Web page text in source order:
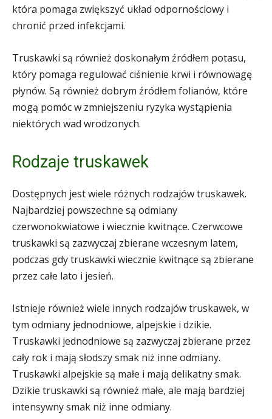
która pomaga zwiększyć układ odpornościowy i
chronić przed infekcjami.
Truskawki są również doskonałym źródłem potasu,
który pomaga regulować ciśnienie krwi i równowagę
płynów. Są również dobrym źródłem folianów, które
mogą pomóc w zmniejszeniu ryzyka wystąpienia
niektórych wad wrodzonych.
Rodzaje truskawek
Dostępnych jest wiele różnych rodzajów truskawek.
Najbardziej powszechne są odmiany
czerwonokwiatowe i wiecznie kwitnące. Czerwcowe
truskawki są zazwyczaj zbierane wczesnym latem,
podczas gdy truskawki wiecznie kwitnące są zbierane
przez całe lato i jesień.
Istnieje również wiele innych rodzajów truskawek, w
tym odmiany jednodniowe, alpejskie i dzikie.
Truskawki jednodniowe są zazwyczaj zbierane przez
cały rok i mają słodszy smak niż inne odmiany.
Truskawki alpejskie są małe i mają delikatny smak.
Dzikie truskawki są również małe, ale mają bardziej
intensywny smak niż inne odmiany.